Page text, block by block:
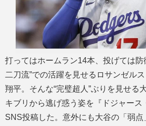
打ってはホームラン14本、投げては防
二刀流”での活躍を見せるロサンゼル
翔平。そんな“完璧超人”ぶりを見せる
キブリから逃げ惑う姿を『ドジャース
SNS投稿した。意外にも大谷の「弱点